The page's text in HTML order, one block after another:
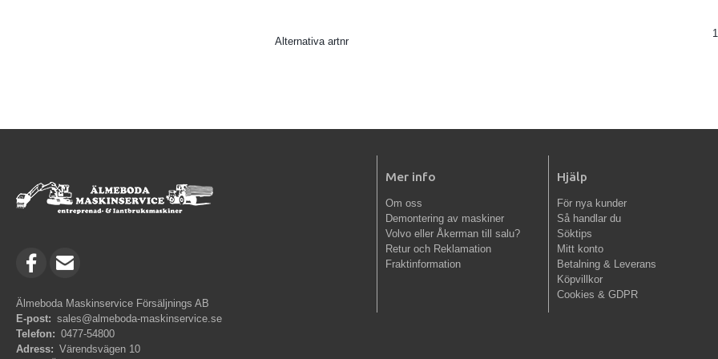
Alternativa artnr
Älmeboda Maskinservice Försäljnings AB
E-post: sales@almeboda-maskinservice.se
Telefon: 0477-54800
Adress: Värendsvägen 10
Mer info
Om oss
Demontering av maskiner
Volvo eller Åkerman till salu?
Retur och Reklamation
Fraktinformation
Hjälp
För nya kunder
Så handlar du
Söktips
Mitt konto
Betalning & Leverans
Köpvillkor
Cookies & GDPR